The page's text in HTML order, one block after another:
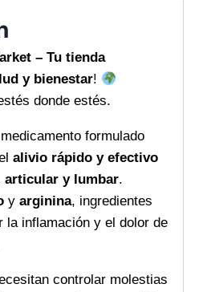
– Tu tienda
y bienestar!
donde estés.
formulado
alivio rápido y efectivo
articular y lumbar.
y arginina, ingredientes
la inflamación y el dolor de
controlar molestias